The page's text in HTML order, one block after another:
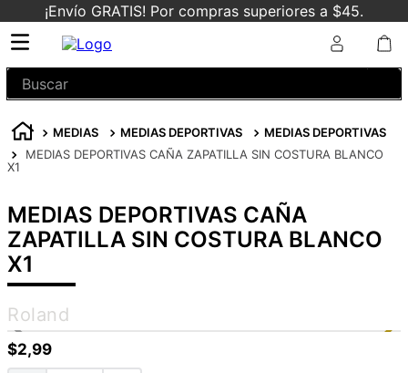
¡Envío GRATIS! Por compras superiores a $45.
Buscar
MEDIAS MEDIAS DEPORTIVAS
MEDIAS DEPORTIVAS
MEDIAS DEPORTIVAS CAÑA ZAPATILLA SIN COSTURA BLANCO
X1
MEDIAS DEPORTIVAS CAÑA
ZAPATILLA SIN COSTURA BLANCO
X1
Roland
$2,99